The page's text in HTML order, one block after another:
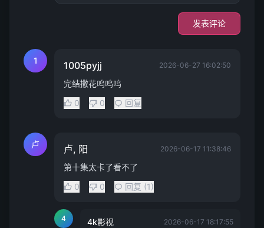
发表评论
1 1005pyjj 2026-06-27 16:02:50
完结撒花呜呜呜
0
0 回复
卢 卢, 阳 2026-06-17 11:38:46
第十集太卡了看不了
0
0 回复 (1)
4 4k影视 2026-06-17 18:17:55